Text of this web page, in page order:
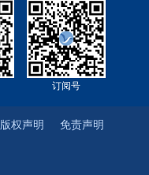
订阅号
免责声明
版权声明